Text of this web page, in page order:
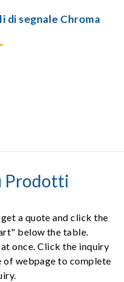
di segnale Chroma
Prodotti
a quote and click the
below the table.
once. Click the inquiry
of webpage to complete